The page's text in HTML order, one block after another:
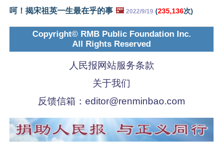
呵！揭宋祖英一生最在乎的事 🖼️ 2022/9/19 (235,136次)
Copyright© RMB Public Foundation Inc.
All Rights Reserved
人民报网站服务条款
关于我们
反馈信箱： editor@renminbao.com